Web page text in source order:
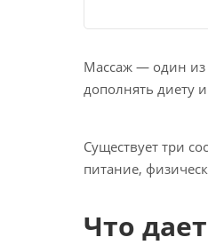
Массаж — один из
дополнять диету
Существует три
питание,
Что